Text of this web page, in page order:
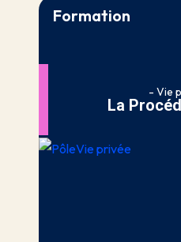
Formation
- Vie
La